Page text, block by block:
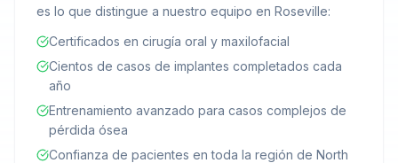
es lo que distingue a nuestro equipo en Roseville:
Certificados en cirugía oral y maxilofacial
Cientos de casos de implantes completados cada
año
Entrenamiento avanzado para casos complejos de
pérdida ósea
Confianza de pacientes en toda la región de North